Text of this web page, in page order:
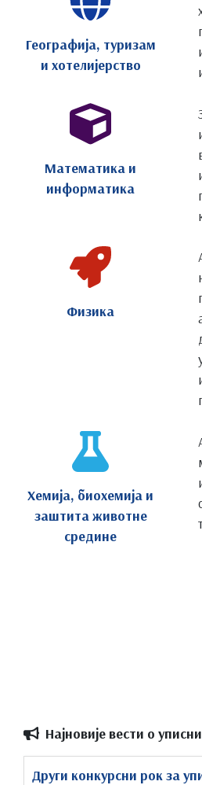
Географија, туризам
и хотелијерство
Математика и
информатика
Физика
Хемија, биохемија и
заштита животне
средине
Најновије вести о
Други конкурсни рок за